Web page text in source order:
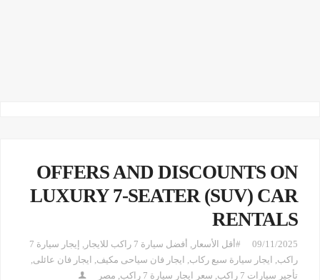
OFFERS AND DISCOUNTS ON
LUXURY 7-SEATER (SUV) CAR
RENTALS
09/11/2025 #أقل الأسعار , أفضل سيارة 7 راكب للايجار ,
إيجار سيارة 7
راكب, ايجار سيارة سبع ركاب, ايجار فان سياحى مكيف, ايجار فان عائلى,
تأجير سيارات 7 راكب
, سعر ايجار سيارة 7 راكب , مصر